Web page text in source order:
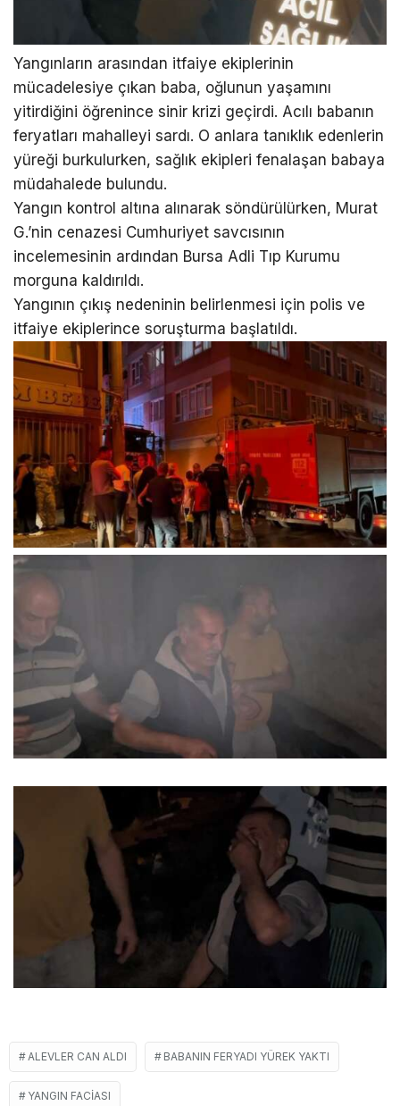
Yangınların arasından itfaiye ekiplerinin
mücadelesiye çıkan baba, oğlunun yaşamını
yitirdiğini öğrenince sinir krizi geçirdi. Acılı babanın
feryatları mahalleyi sardı. O anlara tanıklık edenlerin
yüreği burkulurken, sağlık ekipleri fenalaşan babaya
müdahalede bulundu.
Yangın kontrol altına alınarak söndürülürken, Murat
G.’nin cenazesi Cumhuriyet savcısının
incelemesinin ardından Bursa Adli Tıp Kurumu
morguna kaldırıldı.
Yangının çıkış nedeninin belirlenmesi için polis ve
itfaiye ekiplerince soruşturma başlatıldı.
ALEVLER CAN ALDI BABANIN FERYADI YÜREK YAKTI
YANGIN FACIASI